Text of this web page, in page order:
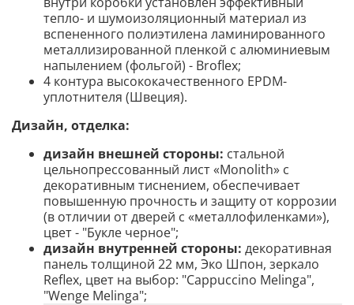
тепло- и шумоизоляционный материал из
вспененного полиэтилена ламинированного
металлизированной пленкой с алюминиевым
напылением (фольгой) - Broflex;
4 контура высококачественного EPDM-
уплотнителя (Швеция).
Дизайн, отделка:
дизайн внешней стороны: стальной
цельнопрессованный лист «Monolith» с
декоративным тиснением, обеспечивает
повышенную прочность и защиту от коррозии
(в отличии от дверей с «металлофиленками»),
цвет - "Букле черное";
дизайн внутренней стороны: декоративная
панель толщиной 22 мм, Эко Шпон, зеркало
Reflex, цвет на выбор: "Cappuccino Melinga",
"Wenge Melinga";